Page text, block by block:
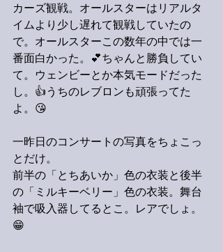
カーズ観戦。オールスターはリアルタ
イムより少し遅れて観戦していたの
で。オールスターこの数年の中では一
番面白かった。💕ちゃんと勝負してい
て。ウェンビーとか本気モードだった
し。👍うちのレブロンも頑張ってた
よ。😘
一昨日のコンサートの写真をちょこっ
とだけ。
前半の「とちあいか」色の衣装と後半
の「ミルキーベリー」色の衣装。舞台
袖で吸入器してるとこ。レアでしょ。
😁